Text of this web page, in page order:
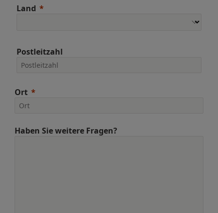
Land
Postleitzahl
Ort
Haben Sie weitere Fragen?